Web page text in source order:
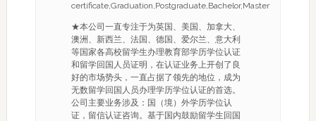
certificate,Graduation,Postgraduate,Bachelor,Master
★本公司一直专注于为英国、美国、加拿大、
澳洲、新西兰、法国、德国、爱尔兰、意大利
等国家各高校留学生办理教育部学历学位认证
和留学回国人员证明，在认证业务上开创了良
好的市场势头，一直占据了领先的地位，成为
无数留学回国人员办理学历学位认证的首选。
公司主要业务涉及：国（境）外学历学位认
证，留信认证咨询。基于国内鼓励留学生回国